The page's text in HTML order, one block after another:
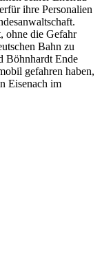
ihre Personalien
ohne die Gefahr
Bahn zu
Böhnhardt Ende
gefahren haben,
Eisenach im